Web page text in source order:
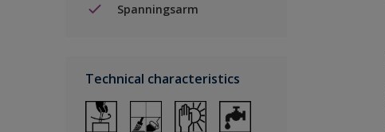
Spanningsarm
Technical characteristics